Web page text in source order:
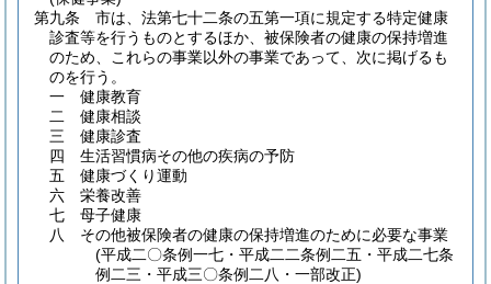
第九条
市は、法第七十二条の五第一項に規定する特定健康
診査等を行うものとするほか、被保険者の健康の保持増進
のため、これらの事業以外の事業であって、次に掲げるも
のを行う。
一
健康教育
二
健康相談
三
健康診査
四
生活習慣病その他の疾病の予防
五
健康づくり運動
六
栄養改善
七
母子健康
八
その他被保険者の健康の保持増進のために必要な事業
(平成二〇条例一七・平成二二条例二五・平成二七条
例二三・平成三〇条例二八・一部改正)